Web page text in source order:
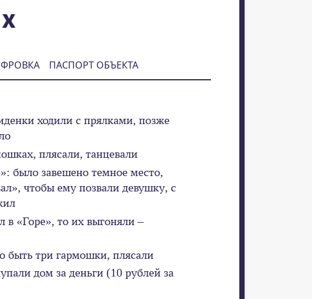
ПАСПОРТ ОБЪЕКТА
ходили с прялками, позже
плясали, танцевали
было завешено темное место,
чтобы ему позвали девушку, с
в «Горе», то их выгоняли –
быть три гармошки, плясали
дом за деньги (10 рублей за